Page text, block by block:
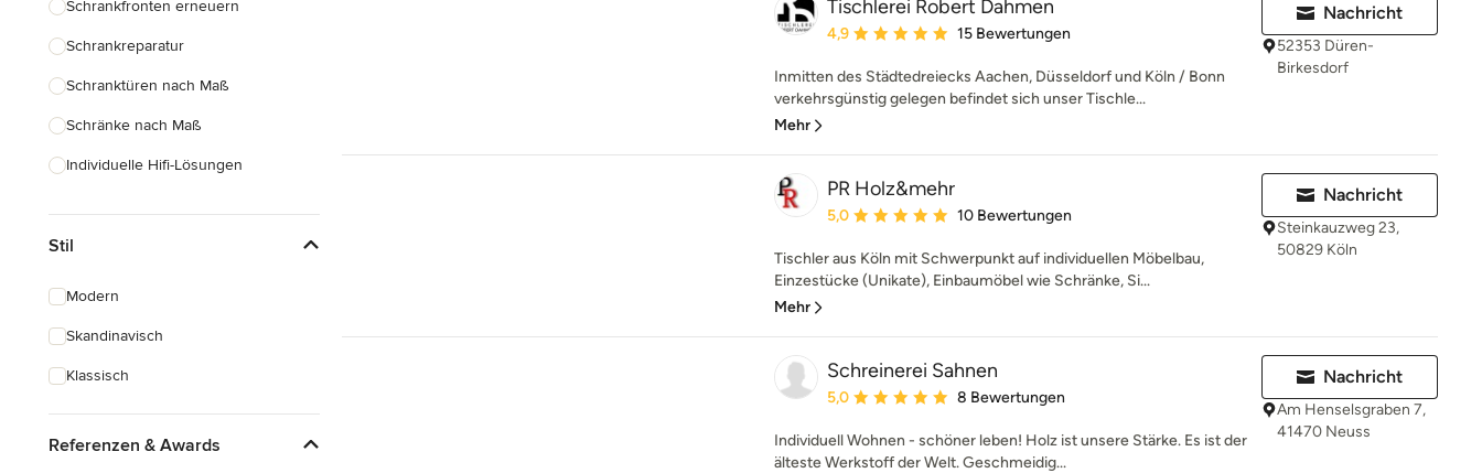
Schrankfronten erneuern
Schrankreparatur
Schranktüren nach Maß
Schränke nach Maß
Individuelle Hifi-Lösungen
Küchenschränke nach Maß
Alle anzeigen
Stil
Modern
Skandinavisch
Klassisch
Referenzen & Awards
Tischlerei Robert Dahmen
Durchschnittliche Bewertung: 4.9 von 5 Sternen
4,9 15 Bewertungen
Inmitten des Städtedreiecks Aachen, Düsseldorf und Köln / Bonn
verkehrsgünstig gelegen befindet sich unser Tischle...
Mehr
Nachricht
52353 Düren-
Birkesdorf
PR Holz&mehr
Durchschnittliche Bewertung: 5 von 5 Sternen
5,0 10 Bewertungen
Tischler aus Köln mit Schwerpunkt auf individuellen Möbelbau,
Einzestücke (Unikate), Einbaumöbel wie Schränke, Si...
Mehr
Nachricht
Steinkauzweg 23,
50829 Köln
Schreinerei Sahnen
Durchschnittliche Bewertung: 5 von 5 Sternen
5,0 8 Bewertungen
Individuell Wohnen - schöner leben! Holz ist unsere Stärke. Es ist der
älteste Werkstoff der Welt. Geschmeidig...
Nachricht
Am Henselsgraben 7,
41470 Neuss